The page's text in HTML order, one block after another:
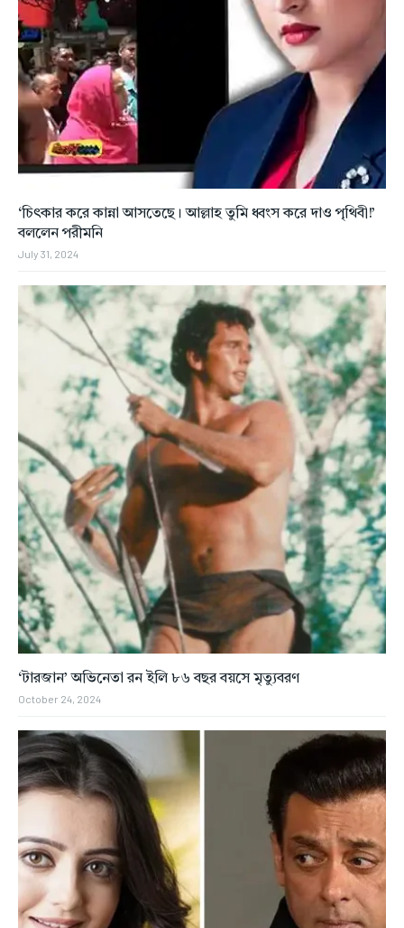
‘চিৎকার করে কান্না আসতেছে। আল্লাহ তুমি ধ্বংস করে দাও পৃথিবী!’
বললেন পরীমনি
July 31, 2024
‘টারজান’ অভিনেতা রন ইলি ৮৬ বছর বয়সে মৃত্যুবরণ
October 24, 2024